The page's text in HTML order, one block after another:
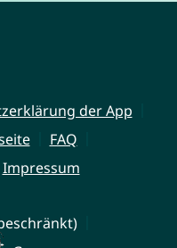
der App
FAQ
Impressum